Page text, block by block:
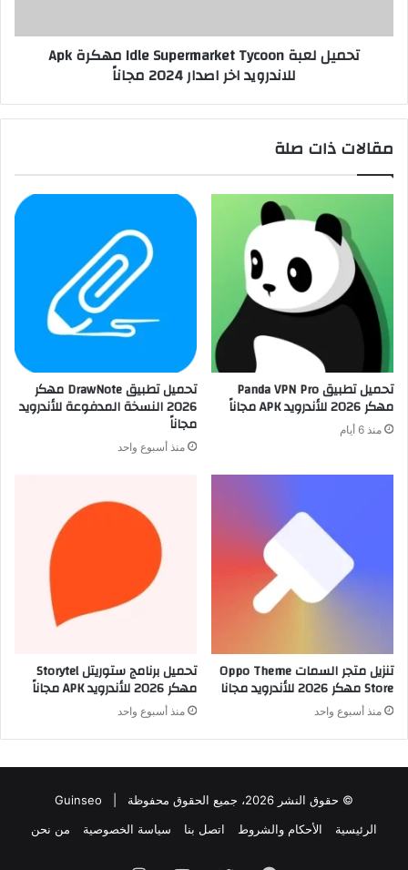
تحميل لعبة Idle Supermarket Tycoon مهكرة Apk
للاندرويد اخر اصدار 2024 مجاناً
مقالات ذات صلة
تحميل تطبيق Panda VPN Pro
مهكر 2026 للأندرويد APK مجاناً
منذ 6 أيام
تحميل تطبيق DrawNote مهكر
2026 النسخة المدفوعة للأندرويد
مجاناً
منذ أسبوع واحد
تنزيل متجر السمات Oppo Theme
Store مهكر 2026 للأندرويد مجانا
منذ أسبوع واحد
تحميل برنامج ستوريتل Storytel
مهكر 2026 للأندرويد APK مجاناً
منذ أسبوع واحد
© حقوق النشر 2026، جميع الحقوق محفوظة |
Guinseo
الرئيسية
الأحكام والشروط اتصل بنا سياسة الخصوصية من نحن